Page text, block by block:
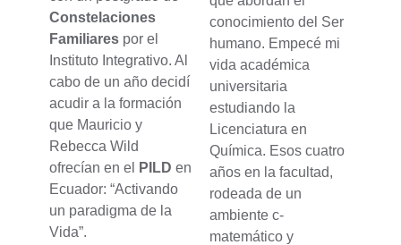
Constelaciones
Familiarespor el
Instituto Integrativo. Al
cabo de un año decidí
acudir a la formación
que Mauricio y
Rebecca Wild
ofrecían en el
PILD en
Ecuador: “Activando
un paradigma de la
Vida”.
conocimiento del Ser
humano. Empecé mi
vida académica
universitaria
estudiando la
Licenciatura en
Química. Esos cuatro
años en la facultad,
rodeada de un
ambiente c-
matemático y